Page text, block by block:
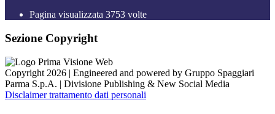
Pagina visualizzata 3753 volte
Sezione Copyright
Copyright 2026 | Engineered and powered by Gruppo Spaggiari
Parma S.p.A. | Divisione Publishing & New Social Media
Disclaimer trattamento dati personali